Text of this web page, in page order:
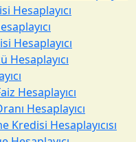
Hesaplayıcı
Hesaplayıcı
Hesaplayıcı
Hesaplayıcı
Hesaplayıcı
Kredisi Hesaplayıcısı